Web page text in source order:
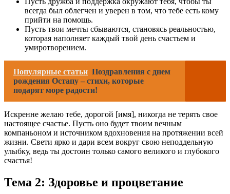
всегда был облегчен и уверен в том, что тебе есть кому
прийти на помощь.
Пусть твои мечты сбываются, становясь реальностью,
которая наполняет каждый твой день счастьем и
умиротворением.
Популярные статьи Поздравления с днем
рождения Остапу – стихи, которые
подарят море радости!
Искренне желаю тебе, дорогой [имя], никогда не терять свое
настоящее счастье. Пусть оно будет твоим вечным
компаньоном и источником вдохновения на протяжении всей
жизни. Свети ярко и дари всем вокруг свою неподдельную
улыбку, ведь ты достоин только самого великого и глубокого
счастья!
Тема 2: Здоровье и процветание